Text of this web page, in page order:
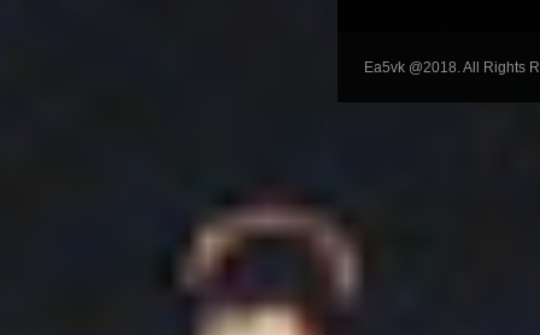
Ea5vk @2018. All Rights